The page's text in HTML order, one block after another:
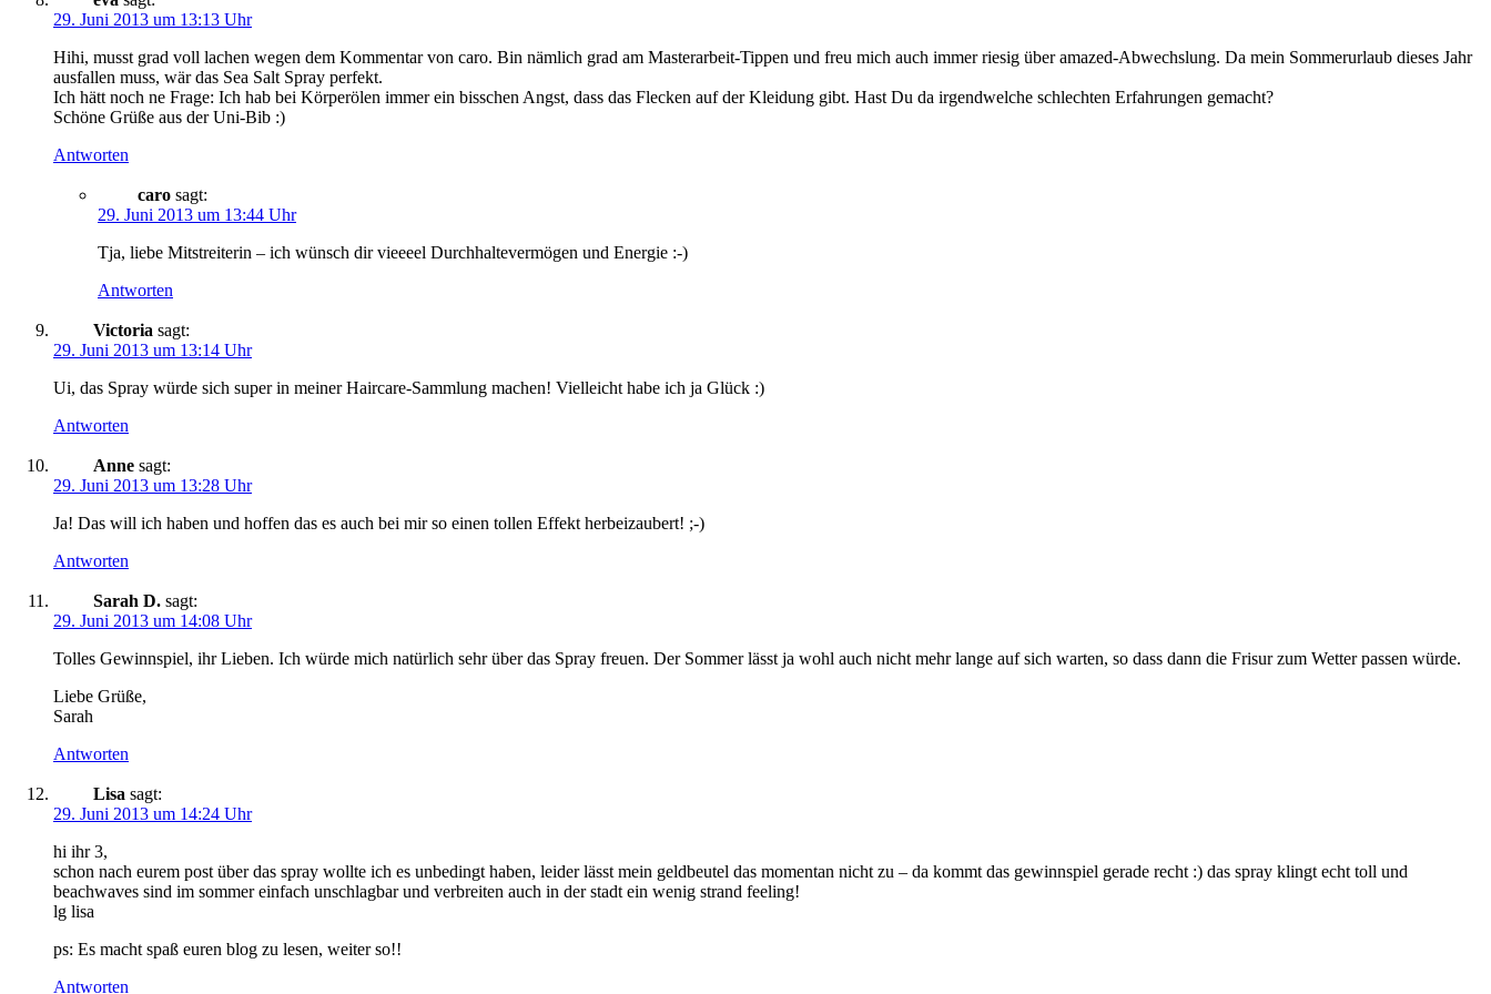
29. Juni 2013 um 13:13 Uhr
Hihi, musst grad voll lachen wegen dem Kommentar von caro. Bin nämlich grad am Masterarbeit-Tippen und freu mich auch immer riesig über amazed-Abwechslung. Da mein Sommerurlaub dieses Jahr
ausfallen muss, wär das Sea Salt Spray perfekt.
Ich hätt noch ne Frage: Ich hab bei Körperölen immer ein bisschen Angst, dass das Flecken auf der Kleidung gibt. Hast Du da irgendwelche schlechten Erfahrungen gemacht?
Schöne Grüße aus der Uni-Bib :)
Antworten
caro sagt:
29. Juni 2013 um 13:44 Uhr
Tja, liebe Mitstreiterin – ich wünsch dir vieeeel Durchhaltevermögen und Energie :-)
Antworten
Victoria sagt:
29. Juni 2013 um 13:14 Uhr
Ui, das Spray würde sich super in meiner Haircare-Sammlung machen! Vielleicht habe ich ja Glück :)
Antworten
Anne sagt:
29. Juni 2013 um 13:28 Uhr
Ja! Das will ich haben und hoffen das es auch bei mir so einen tollen Effekt herbeizaubert! ;-)
Antworten
Sarah D. sagt:
29. Juni 2013 um 14:08 Uhr
Tolles Gewinnspiel, ihr Lieben. Ich würde mich natürlich sehr über das Spray freuen. Der Sommer lässt ja wohl auch nicht mehr lange auf sich warten, so dass dann die Frisur zum Wetter passen würde.
Liebe Grüße,
Sarah
Antworten
Lisa sagt:
29. Juni 2013 um 14:24 Uhr
hi ihr 3,
schon nach eurem post über das spray wollte ich es unbedingt haben, leider lässt mein geldbeutel das momentan nicht zu – da kommt das gewinnspiel gerade recht :) das spray klingt echt toll und
beachwaves sind im sommer einfach unschlagbar und verbreiten auch in der stadt ein wenig strand feeling!
lg lisa
ps: Es macht spaß euren blog zu lesen, weiter so!!
Antworten